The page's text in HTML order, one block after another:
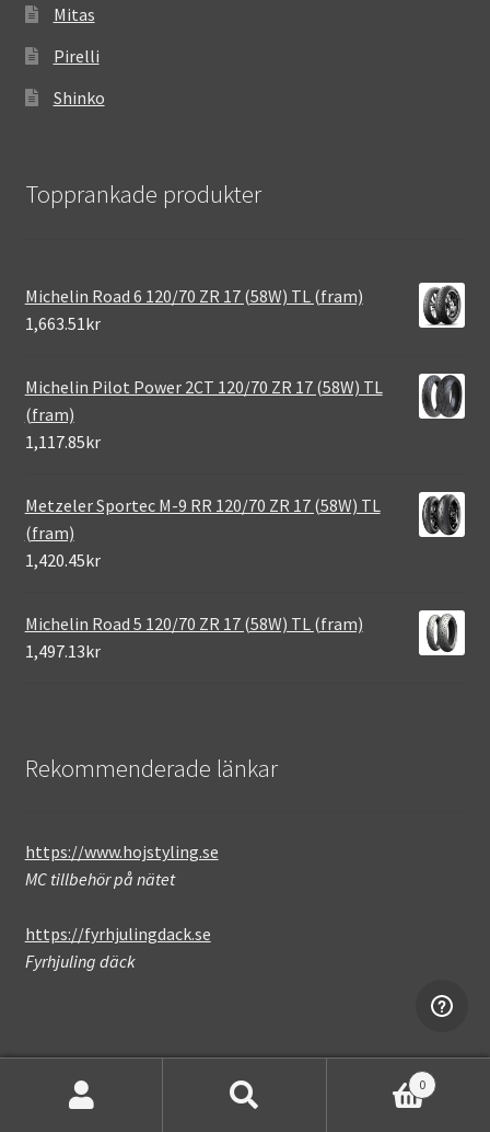
Mitas
Pirelli
Shinko
Topprankade produkter
Michelin Road 6 120/70 ZR 17 (58W) TL (fram)
1,663.51kr
Michelin Pilot Power 2CT 120/70 ZR 17 (58W) TL
(fram)
1,117.85kr
Metzeler Sportec M-9 RR 120/70 ZR 17 (58W) TL
(fram)
1,420.45kr
Michelin Road 5 120/70 ZR 17 (58W) TL (fram)
1,497.13kr
Rekommenderade länkar
https://www.hojstyling.se
MC tillbehör på nätet
https://fyrhjulingdack.se
Fyrhjuling däck
0